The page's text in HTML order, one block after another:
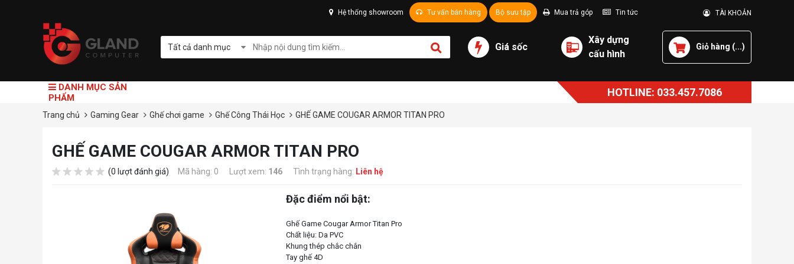
Hệ thống showroom Tư vấn bán hàng Bộ sưu tập Mua trả góp Tin tức TÀI KHOẢN
Tất cả danh mục Giá sốc
Xây dựng
cấu hình
Giỏ hàng (...)
DANH MỤC SẢN
PHẨM
HOTLINE: 033.457.7086
Trang chủ Gaming Gear Ghế chơi game Ghế Công Thái Học GHẾ GAME COUGAR ARMOR TITAN PRO
GHẾ GAME COUGAR ARMOR TITAN PRO
(0 lượt đánh giá) Mã hàng: 0 Lượt xem: 146 Tình trạng hàng: Liên hệ
Đặc điểm nổi bật:
Ghế Game Cougar Armor Titan Pro
Chất liệu: Da PVC
Khung thép chắc chắn
Tay ghế 4D